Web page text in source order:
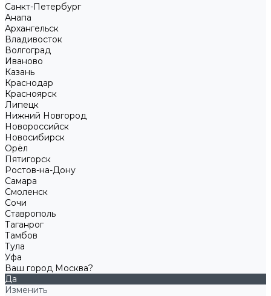
Санкт-Петербург
Анапа
Архангельск
Владивосток
Волгоград
Иваново
Казань
Краснодар
Красноярск
Липецк
Нижний Новгород
Новороссийск
Новосибирск
Орёл
Пятигорск
Ростов-на-Дону
Самара
Смоленск
Сочи
Ставрополь
Таганрог
Тамбов
Тула
Уфа
Ваш город Москва?
Да
Изменить